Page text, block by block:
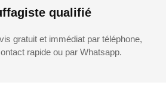
qualifié
gratuit et immédiat par téléphone,
rapide ou par Whatsapp.